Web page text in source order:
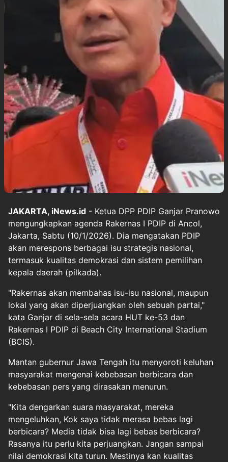
JAKARTA, iNews.id - Ketua DPP PDIP Ganjar Pranowo
mengungkapkan agenda Rakernas I PDIP di Ancol,
Jakarta, Sabtu (10/1/2026). Dia mengatakan PDIP
akan merespons berbagai isu strategis nasional,
termasuk kualitas demokrasi dan sistem pemilihan
kepala daerah (pilkada).
"Rakernas akan membahas isu-isu nasional, maupun
lokal yang akan diperjuangkan oleh sebuah partai,"
kata Ganjar di sela-sela acara HUT ke-53 dan
Rakernas I PDIP di Beach City International Stadium
(BCIS).
Mantan gubernur Jawa Tengah itu menyoroti keluhan
masyarakat mengenai kebebasan berbicara dan
kebebasan pers yang dirasakan menurun.
"Kita dengarkan suara masyarakat, mereka
mengeluhkan, Kok saya tidak merasa bebas lagi
berbicara? Media tidak bisa lagi bebas berbicara?
Rasanya itu perlu kita perjuangkan. Jangan sampai
nilai demokrasi kita turun. Mestinya kan kualitas